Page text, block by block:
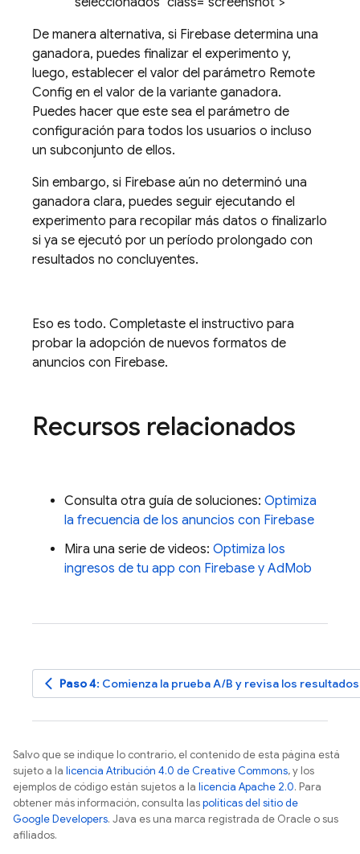
De manera alternativa, si Firebase determina una
ganadora, puedes finalizar el experimento y,
luego, establecer el valor del parámetro Remote
Config en el valor de la variante ganadora.
Puedes hacer que este sea el parámetro de
configuración para todos los usuarios o incluso
un subconjunto de ellos.
Sin embargo, si Firebase aún no determinó una
ganadora clara, puedes seguir ejecutando el
experimento para recopilar más datos o finalizarlo
si ya se ejecutó por un período prolongado con
resultados no concluyentes.
Eso es todo. Completaste el instructivo para
probar la adopción de nuevos formatos de
anuncios con Firebase.
Recursos relacionados
Consulta otra guía de soluciones: Optimiza
la frecuencia de los anuncios con Firebase
Mira una serie de videos: Optimiza los
ingresos de tu app con Firebase y AdMob
arrow_back_ios Paso 4: Comienza la prueba A/B y revisa los resultados
Salvo que se indique lo contrario, el contenido de esta página está
sujeto a la licencia Atribución 4.0 de Creative Commons, y los
ejemplos de código están sujetos a la licencia Apache 2.0. Para
obtener más información, consulta laspolíticas del sitio de
Google Developers. Java es una marca registrada de Oracle o sus
afiliados.